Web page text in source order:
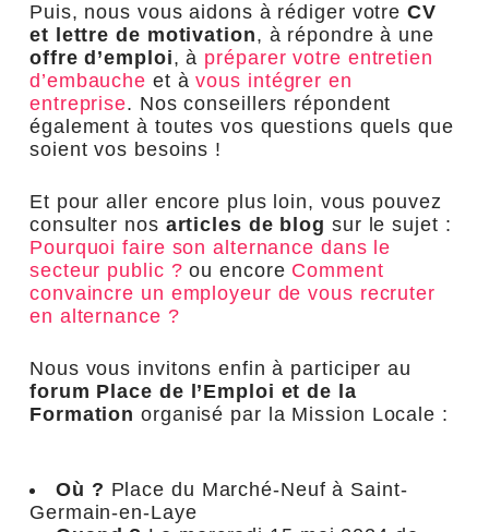
Puis, nous vous aidons à rédiger votreCV
et lettre de motivation, à répondre à une
offre d’emploi, à préparer votre entretien
d’embauche et àvous intégrer en
entreprise. Nos conseillers répondent
également à toutes vos questions quels que
soient vos besoins !
Et pour aller encore plus loin, vous pouvez
consulter nos articles de blog sur le sujet :
Pourquoi faire son alternance dans le
secteur public ? ou encore Comment
convaincre un employeur de vous recruter
en alternance ?
Nous vous invitons enfin à participer au
forum Place de l’Emploi et de la
Formation organisé par la Mission Locale :
Où ? Place du Marché-Neuf à Saint-
Germain-en-Laye